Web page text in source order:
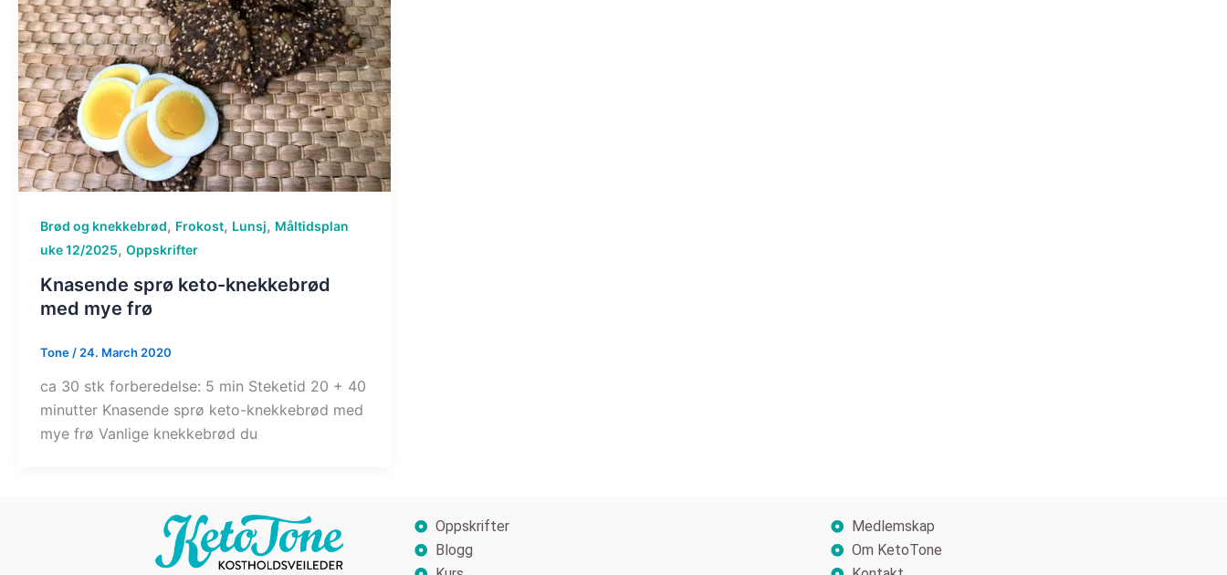
Brød og knekkebrød, Frokost, Lunsj, Måltidsplan
uke 12/2025, Oppskrifter
Knasende sprø keto-knekkebrød
med mye frø​
Tone / 24. March 2020
ca 30 stk forberedelse: 5 min Steketid 20 + 40
minutter Knasende sprø keto-knekkebrød med
mye frø Vanlige knekkebrød du
Oppskrifter
Blogg
Medlemskap
Om KetoTone